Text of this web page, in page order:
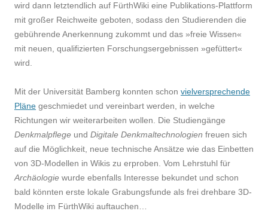
wird dann letztendlich auf FürthWiki eine Publikations-Plattform
mit großer Reichweite geboten, sodass den Studierenden die
gebührende Anerkennung zukommt und das »freie Wissen«
mit neuen, qualifizierten Forschungsergebnissen »gefüttert«
wird.
Mit der Universität Bamberg konnten schon vielversprechende
Pläne geschmiedet und vereinbart werden, in welche
Richtungen wir weiterarbeiten wollen. Die Studiengänge
Denkmalpflege und Digitale Denkmaltechnologien freuen sich
auf die Möglichkeit, neue technische Ansätze wie das Einbetten
von 3D-Modellen in Wikis zu erproben. Vom Lehrstuhl für
Archäologie wurde ebenfalls Interesse bekundet und schon
bald könnten erste lokale Grabungsfunde als frei drehbare 3D-
Modelle im FürthWiki auftauchen…